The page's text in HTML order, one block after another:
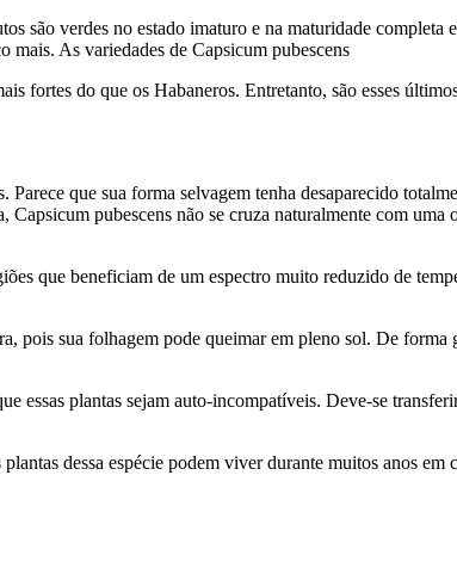
são verdes no estado imaturo e na maturidade completa
mais. As variedades de Capsicum pubescens
fortes do que os Habaneros. Entretanto, são esses
que sua forma selvagem tenha desaparecido
pubescens não se cruza naturalmente com uma
que beneficiam de um espectro muito reduzido de
pois sua folhagem pode queimar em pleno sol. De forma
essas plantas sejam auto-incompatíveis. Deve-se
dessa espécie podem viver durante muitos anos em